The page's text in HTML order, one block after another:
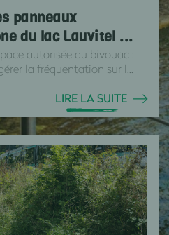
panneaux
du lac Lauvitel ...
autorisée au bivouac :
la fréquentation sur l...
LIRE LA SUITE